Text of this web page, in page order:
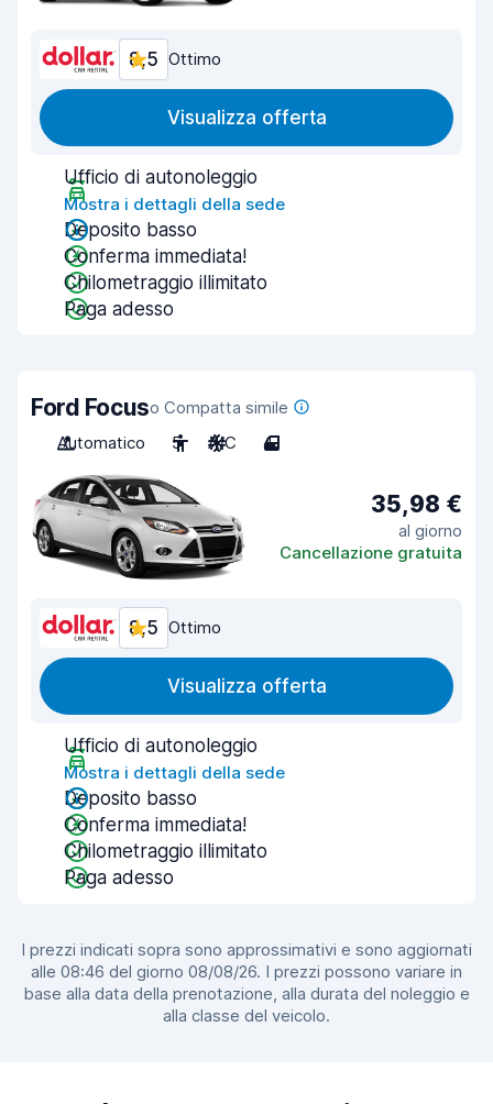
8,5 Ottimo
Visualizza offerta
Ufficio di autonoleggio
Mostra i dettagli della sede
Deposito basso
Conferma immediata!
Chilometraggio illimitato
Paga adesso
Ford Focuso Compatta simile
Automatico
5 A/C 4
35,98 €
al giorno
Cancellazione gratuita
8,5 Ottimo
Visualizza offerta
Ufficio di autonoleggio
Mostra i dettagli della sede
Deposito basso
Conferma immediata!
Chilometraggio illimitato
Paga adesso
I prezzi indicati sopra sono approssimativi e sono aggiornati
alle 08:46 del giorno 08/08/26. I prezzi possono variare in
base alla data della prenotazione, alla durata del noleggio e
alla classe del veicolo.